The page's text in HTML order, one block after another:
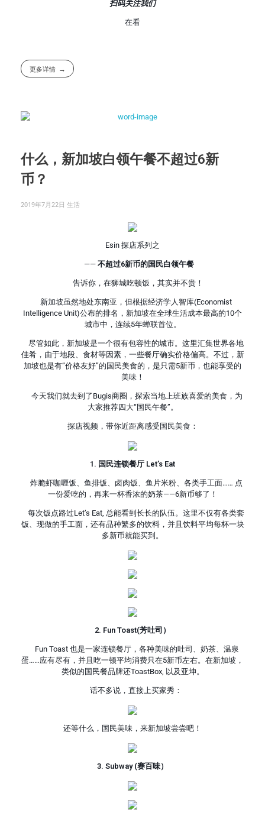
扫码关注我们
在看
更多详情
什么，新加坡白领午餐不超过6新
币？
2019年7月22日 生活
Esin 探店系列之
—— 不超过6新币的国民白领午餐
告诉你，在狮城吃顿饭，其实并不贵！
新加坡虽然地处东南亚，但根据经济学人智库(Economist
Intelligence Unit)公布的排名，新加坡在全球生活成本最高的10个
城市中，连续5年蝉联首位。
尽管如此，新加坡是一个很有包容性的城市。这里汇集世界各地
佳肴，由于地段、食材等因素，一些餐厅确实价格偏高。不过，新
加坡也是有“价格友好”的国民美食的，是只需5新币，也能享受的
美味！
今天我们就去到了Bugis商圈，探索当地上班族喜爱的美食，为
大家推荐四大“国民午餐”。
探店视频，带你近距离感受国民美食：
1. 国民连锁餐厅 Let’s Eat
炸脆虾咖喱饭、鱼排饭、卤肉饭、鱼片米粉、各类手工面…… 点
一份爱吃的，再来一杯香浓的奶茶——6新币够了！
每次饭点路过Let’s Eat, 总能看到长长的队伍。这里不仅有各类套
饭、现做的手工面，还有品种繁多的饮料，并且饮料平均每杯一块
多新币就能买到。
2. Fun Toast(芳吐司）
Fun Toast 也是一家连锁餐厅，各种美味的吐司、奶茶、温泉
蛋……应有尽有，并且吃一顿平均消费只在5新币左右。在新加坡，
类似的国民餐品牌还ToastBox, 以及亚坤。
话不多说，直接上买家秀：
还等什么，国民美味，来新加坡尝尝吧！
3. Subway (赛百味）